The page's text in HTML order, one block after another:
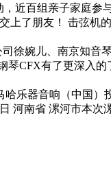
近百组亲子家庭
了朋友！ 击弦机
徐婉儿、南京知
CFX有了更深入
乐器音响（中国
河南省 漯河市本